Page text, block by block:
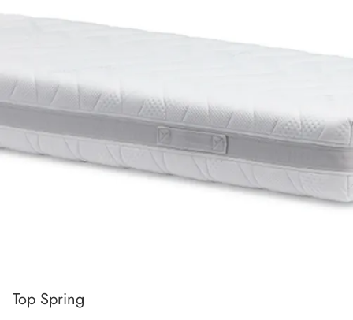
Top Spring